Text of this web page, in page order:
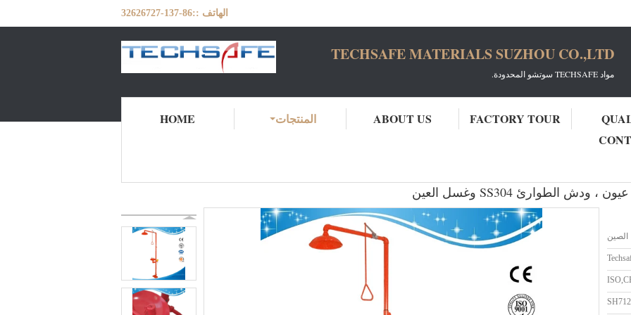
الهاتف ::86-137-32626727
TECHSAFE MATERIALS SUZHOU CO.,LTD
مواد TECHSAFE سوتشو المحدودة.
HOME المنتجات ABOUT US FACTORY TOUR
الصين